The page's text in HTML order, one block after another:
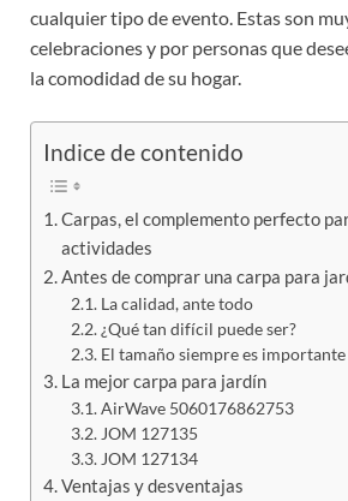
cualquier tipo de evento. Estas son
celebraciones y por personas que
la comodidad de su hogar.
Indice de contenido
Carpas, el complemento perfecto
actividades
Antes de comprar una carpa para
La calidad, ante todo
¿Qué tan difícil puede ser?
El tamaño siempre es importante
La mejor carpa para jardín
AirWave 5060176862753
JOM 127135
JOM 127134
Ventajas y desventajas